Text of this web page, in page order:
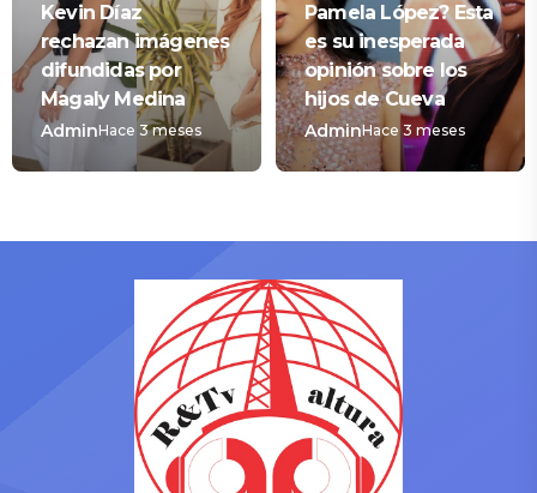
Kevin Díaz
rechazan imágenes
difundidas por
Magaly Medina
AdminHace 3 meses
Pamela López? Esta
es su inesperada
opinión sobre los
hijos de Cueva
AdminHace 3 meses